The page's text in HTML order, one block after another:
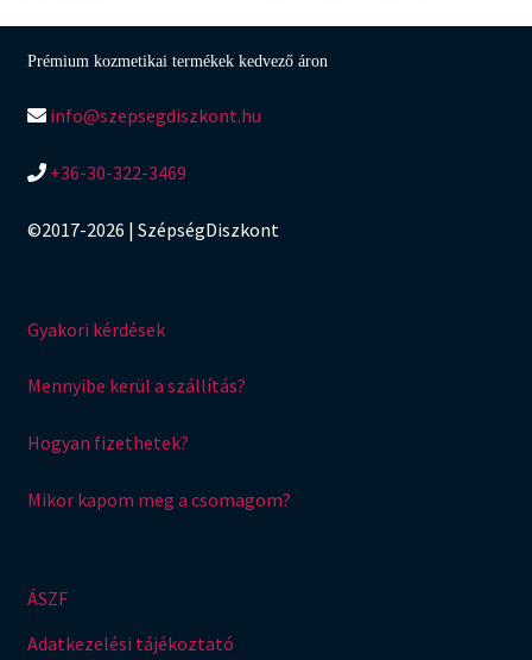
Prémium kozmetikai termékek kedvező áron
info@szepsegdiszkont.hu
+36-30-322-3469
©2017-2026 | SzépségDiszkont
Gyakori kérdések
Mennyibe kerül a szállítás?
Hogyan fizethetek?
Mikor kapom meg a csomagom?
ÁSZF
Adatkezelési tájékoztató